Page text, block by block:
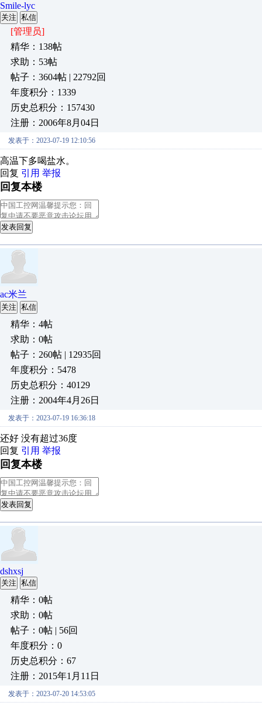
Smile-lyc
关注 私信
[管理员]
精华：138帖
求助：53帖
帖子：3604帖 | 22792回
年度积分：1339
历史总积分：157430
注册：2006年8月04日
发表于：2023-07-19 12:10:56
高温下多喝盐水。
回复 引用 举报
回复本楼
发表回复
ac米兰
关注 私信
精华：4帖
求助：0帖
帖子：260帖 | 12935回
年度积分：5478
历史总积分：40129
注册：2004年4月26日
发表于：2023-07-19 16:36:18
还好 没有超过36度
回复 引用 举报
回复本楼
发表回复
dshxsj
关注 私信
精华：0帖
求助：0帖
帖子：0帖 | 56回
年度积分：0
历史总积分：67
注册：2015年1月11日
发表于：2023-07-20 14:53:05